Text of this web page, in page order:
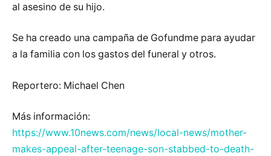
al asesino de su hijo.
Se ha creado una campaña de Gofundme para ayudar
a la familia con los gastos del funeral y otros.
Reportero: Michael Chen
Más información:
https://www.10news.com/news/local-news/mother-
makes-appeal-after-teenage-son-stabbed-to-death-